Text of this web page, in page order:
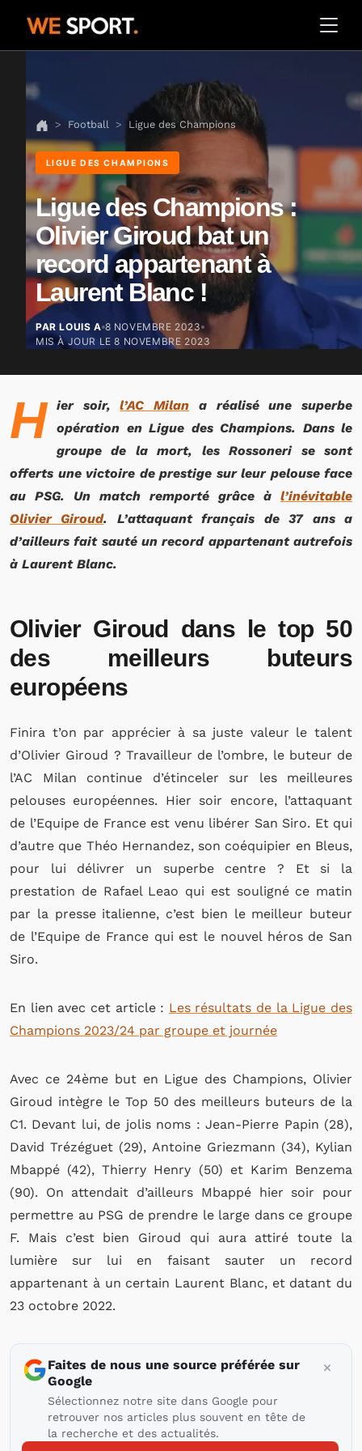
Football Ligue des Champions
LIGUE DES CHAMPIONS
Ligue des Champions :
Olivier Giroud bat un
record appartenant à
Laurent Blanc !
PAR LOUIS A 8 NOVEMBRE 2023
MIS À JOUR LE8 NOVEMBRE 2023
H ier soir,l’AC Milan a réalisé une superbe
opération en Ligue des Champions. Dans le
groupe de la mort, les Rossoneri se sont
offerts une victoire de prestige sur leur pelouse face
au PSG. Un match remporté grâce à l’inévitable
Olivier Giroud. L’attaquant français de 37 ans a
d’ailleurs fait sauté un record appartenant autrefois
à Laurent Blanc.
Olivier Giroud dans le top 50
des meilleurs buteurs
européens
Finira t’on par apprécier à sa juste valeur le talent
d’Olivier Giroud ? Travailleur de l’ombre, le buteur de
l’AC Milan continue d’étinceler sur les meilleures
pelouses européennes. Hier soir encore, l’attaquant
de l’Equipe de France est venu libérer San Siro. Et qui
d’autre que Théo Hernandez, son coéquipier en Bleus,
pour lui délivrer un superbe centre ? Et si la
prestation de Rafael Leao qui est souligné ce matin
par la presse italienne, c’est bien le meilleur buteur
de l’Equipe de France qui est le nouvel héros de San
Siro.
En lien avec cet article : Les résultats de la Ligue des
Champions 2023/24 par groupe et journée
Avec ce 24ème but en Ligue des Champions, Olivier
Giroud intègre le Top 50 des meilleurs buteurs de la
C1. Devant lui, de jolis noms : Jean-Pierre Papin (28),
David Trézéguet (29), Antoine Griezmann (34), Kylian
Mbappé (42), Thierry Henry (50) et Karim Benzema
(90). On attendait d’ailleurs Mbappé hier soir pour
permettre au PSG de prendre le large dans ce groupe
F. Mais c’est bien Giroud qui aura attiré toute la
lumière sur lui en faisant sauter un record
appartenant à un certain Laurent Blanc, et datant du
23 octobre 2022.
Faites de nous une source préférée sur
Google
Sélectionnez notre site dans Google pour
retrouver nos articles plus souvent en tête de
la recherche et des actualités.